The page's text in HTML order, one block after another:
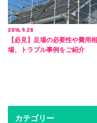
2016.9.28
【必見】足場の必要性や費用相
場、トラブル事例をご紹介
カテゴリー